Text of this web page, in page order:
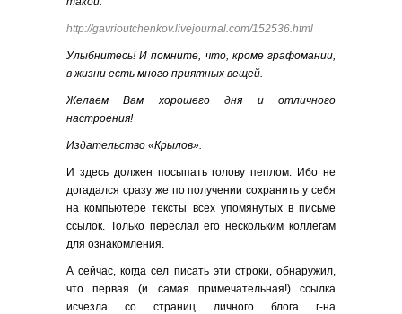
http://gavrioutchenkov.livejournal.com/152536.html
Улыбнитесь! И помните, что, кроме графомании,
в жизни есть много приятных вещей.
Желаем Вам хорошего дня и отличного
настроения!
Издательство «Крылов».
И здесь должен посыпать голову пеплом. Ибо не
догадался сразу же по получении сохранить у себя
на компьютере тексты всех упомянутых в письме
ссылок. Только переслал его нескольким коллегам
для ознакомления.
А сейчас, когда сел писать эти строки, обнаружил,
что первая (и самая примечательная!) ссылка
исчезла со страниц личного блога г-на